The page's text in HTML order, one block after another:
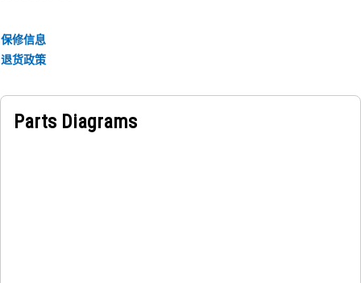
保修信息
退货政策
Parts Diagrams